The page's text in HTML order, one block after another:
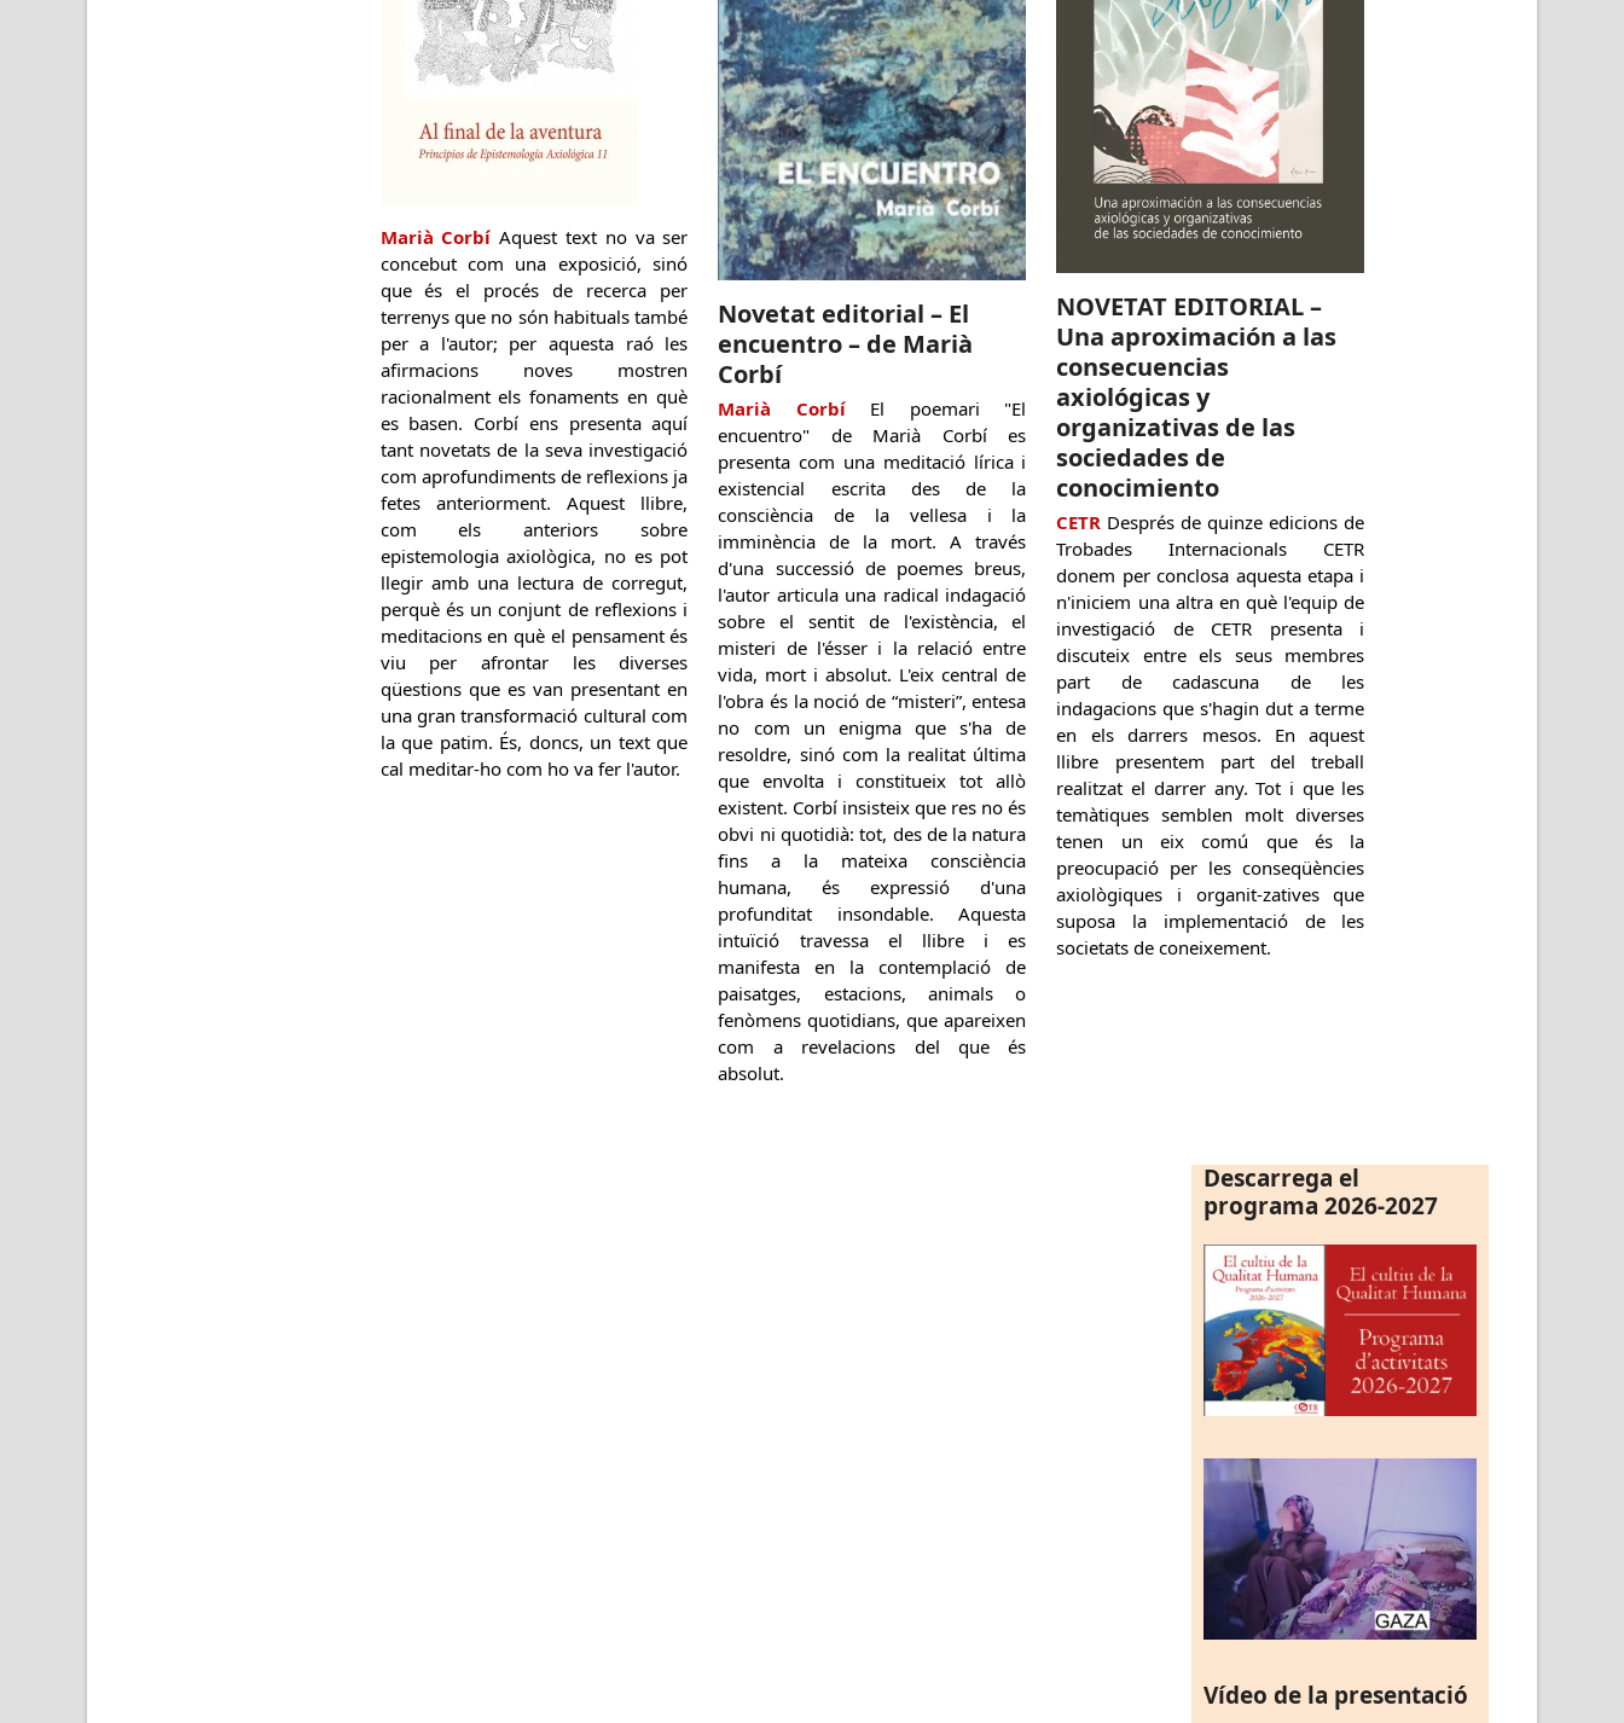
Marià Corbí Aquest text no va ser
concebut com una exposició, sinó
que és el procés de recerca per
terrenys que no són habituals també
per a l'autor; per aquesta raó les
afirmacions noves mostren
racionalment els fonaments en què
es basen. Corbí ens presenta aquí
tant novetats de la seva investigació
com aprofundiments de reflexions ja
fetes anteriorment. Aquest llibre,
com els anteriors sobre
epistemologia axiològica, no es pot
llegir amb una lectura de corregut,
perquè és un conjunt de reflexions i
meditacions en què el pensament és
viu per afrontar les diverses
qüestions que es van presentant en
una gran transformació cultural com
la que patim. És, doncs, un text que
cal meditar-ho com ho va fer l'autor.
Novetat editorial – El
encuentro – de Marià
Corbí
Marià CorbíEl poemari "El
encuentro" de Marià Corbí es
presenta com una meditació lírica i
existencial escrita des de la
consciència de la vellesa i la
imminència de la mort. A través
d'una successió de poemes breus,
l'autor articula una radical indagació
sobre el sentit de l'existència, el
misteri de l'ésser i la relació entre
vida, mort i absolut. L'eix central de
l'obra és la noció de “misteri”, entesa
no com un enigma que s'ha de
resoldre, sinó com la realitat última
que envolta i constitueix tot allò
existent. Corbí insisteix que res no és
obvi ni quotidià: tot, des de la natura
fins a la mateixa consciència
humana, és expressió d'una
profunditat insondable. Aquesta
intuïció travessa el llibre i es
manifesta en la contemplació de
paisatges, estacions, animals o
fenòmens quotidians, que apareixen
com a revelacions del que és
absolut.
NOVETAT EDITORIAL –
Una aproximación a las
consecuencias
axiológicas y
organizativas de las
sociedades de
conocimiento
CETR Després de quinze edicions de
Trobades Internacionals CETR
donem per conclosa aquesta etapa i
n'iniciem una altra en què l'equip de
investigació de CETR presenta i
discuteix entre els seus membres
part de cadascuna de les
indagacions que s'hagin dut a terme
en els darrers mesos. En aquest
llibre presentem part del treball
realitzat el darrer any. Tot i que les
temàtiques semblen molt diverses
tenen un eix comú que és la
preocupació per les conseqüències
axiològiques i organit-zatives que
suposa la implementació de les
societats de coneixement.
Descarrega el
programa 2026-2027
Vídeo de la presentació